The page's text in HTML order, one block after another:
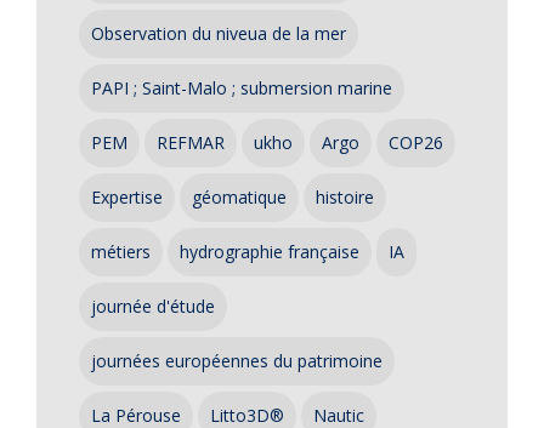
Observation du niveua de la mer
PAPI ; Saint-Malo ; submersion marine
PEM REFMAR ukho Argo COP26
Expertise géomatique histoire
métiers hydrographie française IA
journée d'étude
journées européennes du patrimoine
La Pérouse Litto3D® Nautic